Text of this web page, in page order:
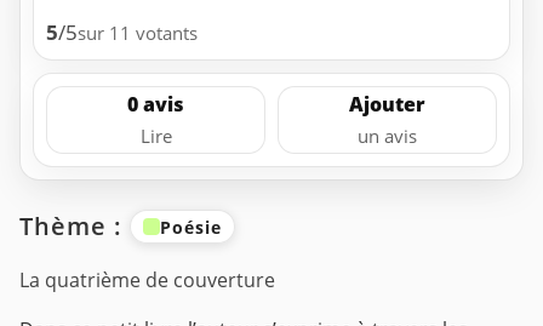
5/5sur 11 votants
0 avis
Lire
Ajouter
un avis
Thème : Poésie
La quatrième de couverture